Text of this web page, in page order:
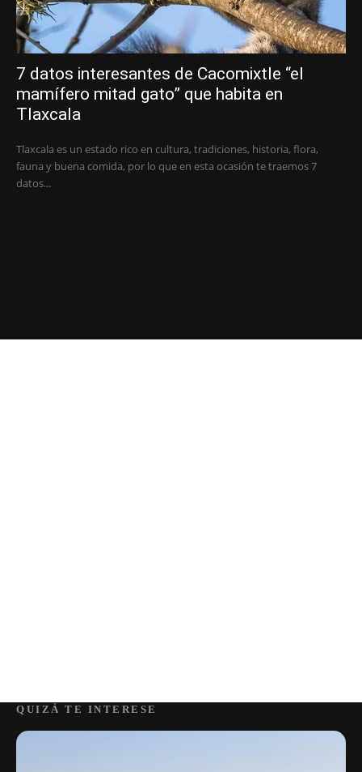
7 datos interesantes de Cacomixtle “el
mamífero mitad gato” que habita en
Tlaxcala
Tlaxcala es un estado rico en cultura, tradiciones, historia, flora,
fauna y buena comida, por lo que en esta ocasión te traemos 7
datos...
QUIZÁ TE INTERESE